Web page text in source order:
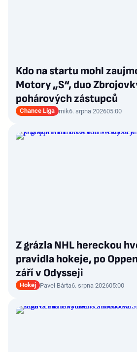
Kdo na startu mohl
Motory „S“, duo
pohárových zástupců
Chance Liga mik6. srpna 202605:00
Z grázla NHL hereckou
pravidla hokeje, po
září v Odysseji
Hokej Pavel Bárta6. srpna 202605:00